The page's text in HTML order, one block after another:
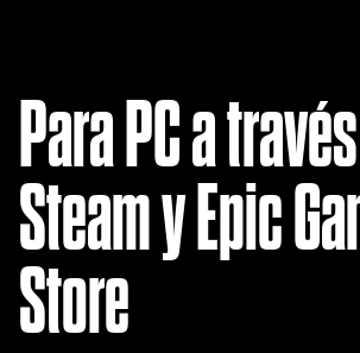
Para PC a
Steam y Epic
Store